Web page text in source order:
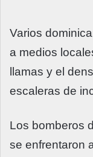
Varios
a medios
llamas y el
escaleras de
Los bomberos
se enfrentaron